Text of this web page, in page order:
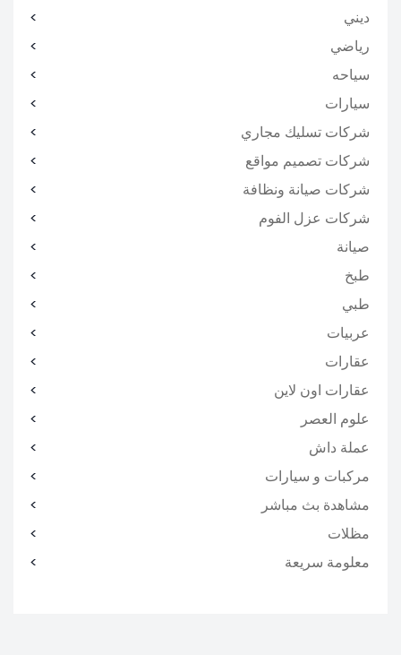
ديني
رياضي
سياحه
سيارات
شركات تسليك مجاري
شركات تصميم مواقع
شركات صيانة ونظافة
شركات عزل الفوم
صيانة
طبخ
طبي
عربيات
عقارات
عقارات اون لاين
علوم العصر
عملة داش
مركبات و سيارات
مشاهدة بث مباشر
مظلات
معلومة سريعة